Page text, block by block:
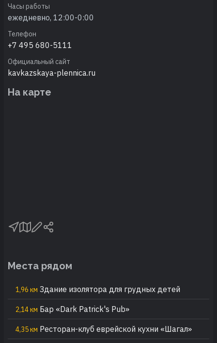
Часы работы
ежедневно, 12:00-0:00
Телефон
+7 495 680-5111
Официальный сайт
kavkazskaya-plennica.ru
На карте
Места рядом
1,96 км Здание изолятора для грудных детей
2,14 км Бар «Dark Patrick's Pub»
4,35 км Ресторан-клуб еврейской кухни «Шагал»